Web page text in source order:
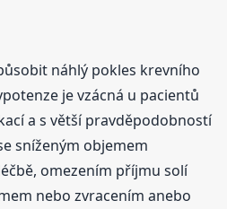
náhlý pokles krevního
je vzácná u pacientů
a s větší pravděpodobností
sníženým objemem
omezením příjmu solí
nebo zvracením anebo